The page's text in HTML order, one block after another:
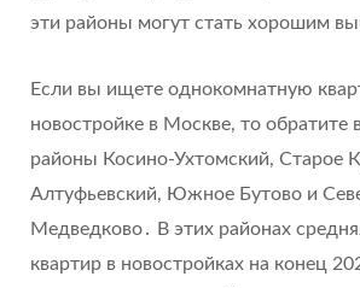
эти районы могут стать хорошим
Если вы ищете однокомнатную
новостройке в Москве, то обратите
районы Косино-Ухтомский, Старое
Алтуфьевский, Южное Бутово и
Медведково․ В этих районах
квартир в новостройках на конец